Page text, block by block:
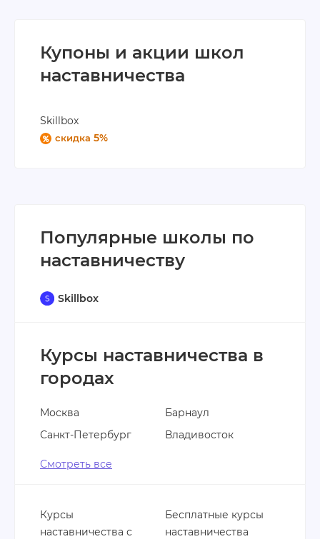
Купоны и акции школ
наставничества
Skillbox
скидка 5%
Популярные школы по
наставничеству
Skillbox
Курсы наставничества в
городах
Москва
Санкт-Петербург
Барнаул
Владивосток
Смотреть все
Курсы
наставничества с
Бесплатные курсы
наставничества